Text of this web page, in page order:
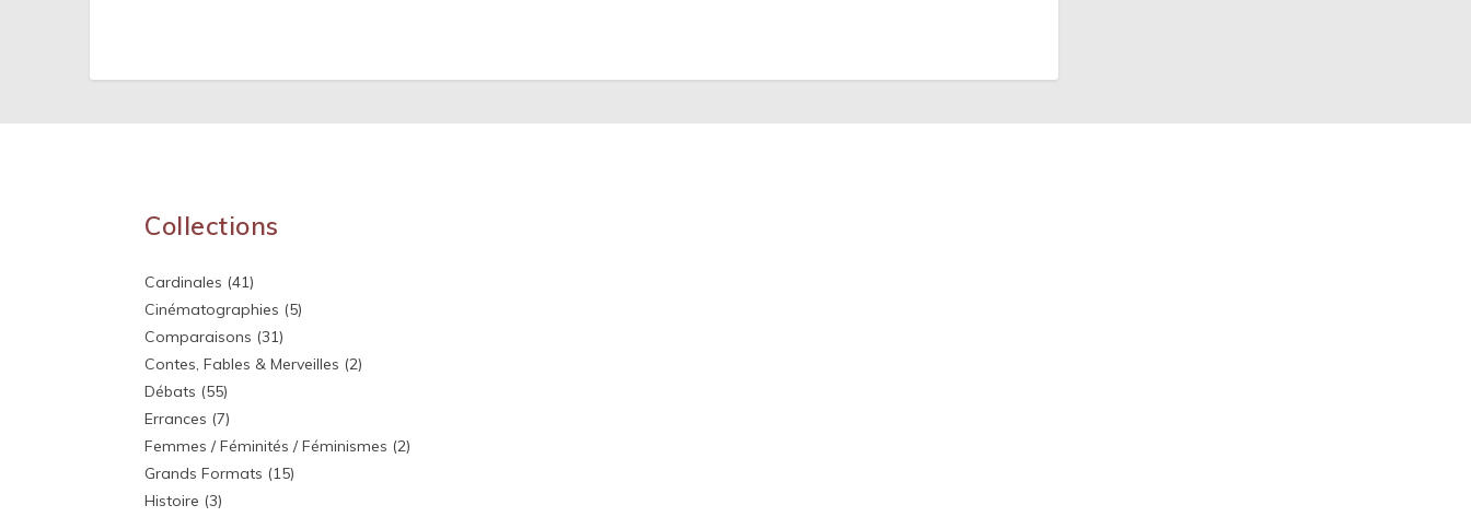
Collections
Cardinales (41)
Cinématographies (5)
Comparaisons (31)
Contes, Fables & Merveilles (2)
Débats (55)
Errances (7)
Femmes / Féminités / Féminismes (2)
Grands Formats (15)
Histoire (3)